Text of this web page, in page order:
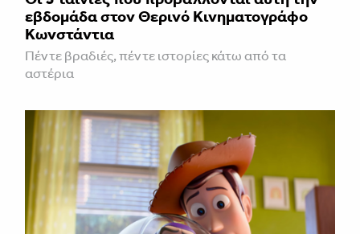
εβδομάδα στον Θερινό Κινηματογράφο
Κωνστάντια
Πέντε βραδιές, πέντε ιστορίες κάτω από τα
αστέρια